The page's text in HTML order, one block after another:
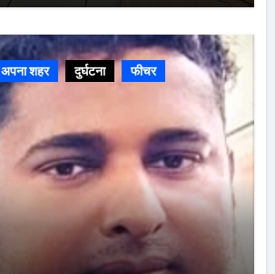
अपना शहर दुर्घटना फीचर